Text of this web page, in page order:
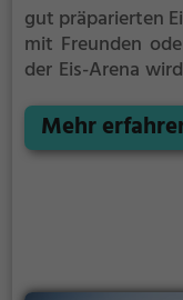
gut präparierten
mit Freunden
der Eis-Arena
mit Laufhilfen aufs
Mehr